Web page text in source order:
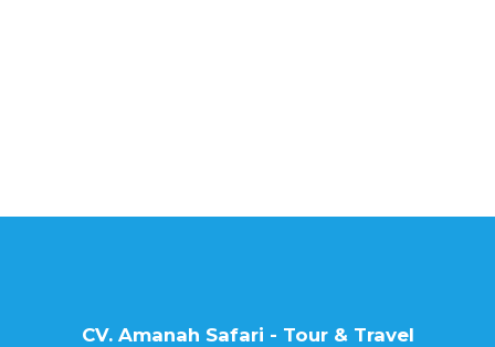
CV. Amanah Safari - Tour & Travel